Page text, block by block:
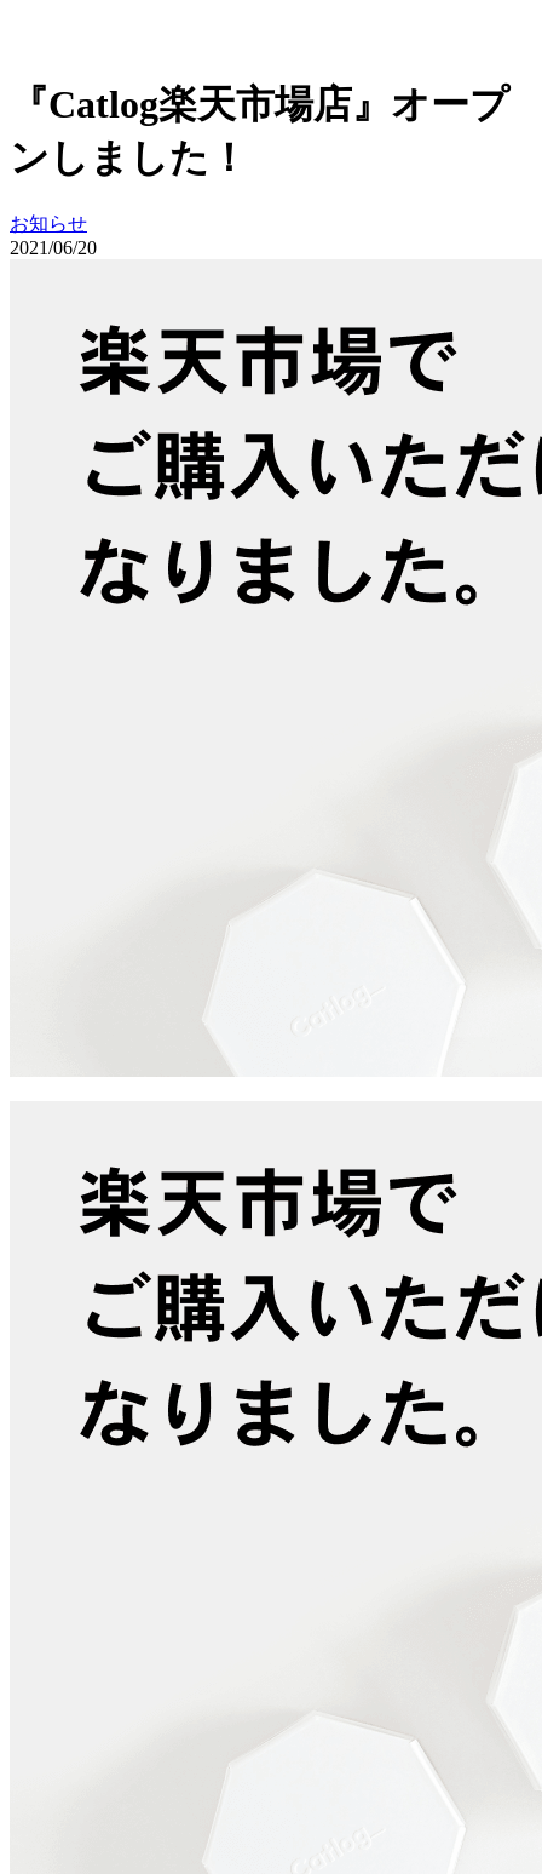
『Catlog楽天市場店』オープ
ンしました！
お知らせ
2021/06/20